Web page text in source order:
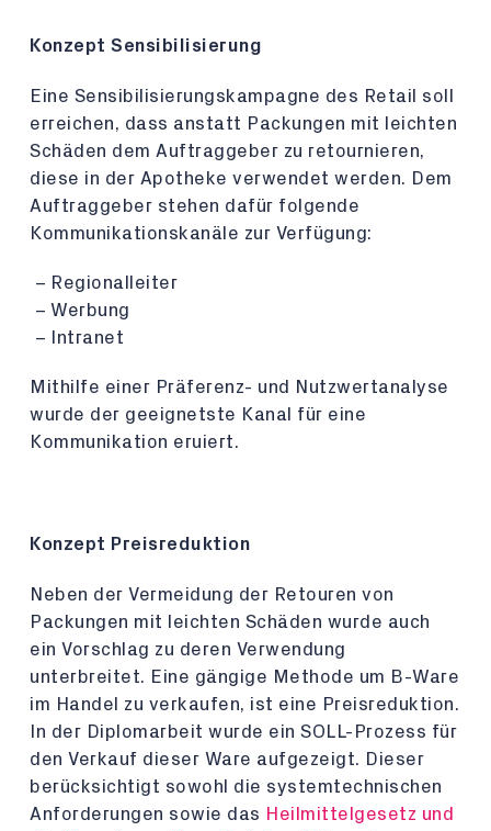
Konzept Sensibilisierung
Eine Sensibilisierungskampagne des Retail soll
erreichen, dass anstatt Packungen mit leichten
Schäden dem Auftraggeber zu retournieren,
diese in der Apotheke verwendet werden. Dem
Auftraggeber stehen dafür folgende
Kommunikationskanäle zur Verfügung:
Regionalleiter
Werbung
Intranet
Mithilfe einer Präferenz- und Nutzwertanalyse
wurde der geeignetste Kanal für eine
Kommunikation eruiert.
Konzept Preisreduktion
Neben der Vermeidung der Retouren von
Packungen mit leichten Schäden wurde auch
ein Vorschlag zu deren Verwendung
unterbreitet. Eine gängige Methode um B-Ware
im Handel zu verkaufen, ist eine Preisreduktion.
In der Diplomarbeit wurde ein SOLL-Prozess für
den Verkauf dieser Ware aufgezeigt. Dieser
berücksichtigt sowohl die systemtechnischen
Anforderungen sowie das Heilmittelgesetz und